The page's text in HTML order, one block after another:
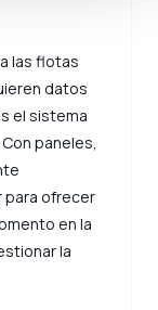
las flotas
datos
el sistema
paneles,
para ofrecer
en la
la